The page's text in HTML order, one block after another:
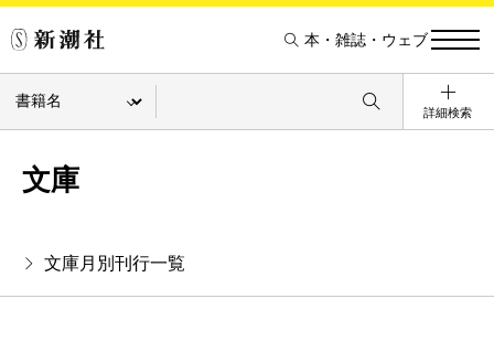
本・雑誌・ウェブ
詳細検索
文庫
文庫月別刊行一覧